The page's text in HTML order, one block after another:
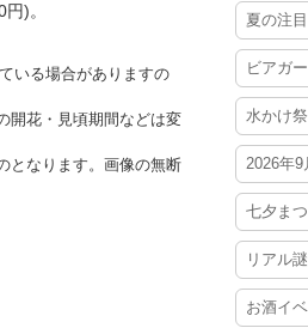
)。
いる場合がありますの
開花・見頃期間などは変
となります。画像の無断
夏の注
ビアガ
水かけ
2026年9
七夕まつ
リアル
お酒イ